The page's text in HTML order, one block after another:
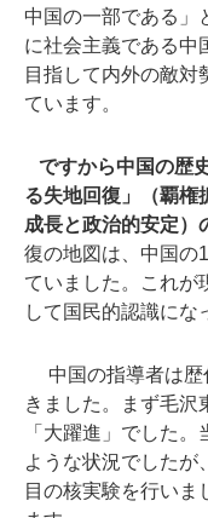
中国の一部である」
に社会主義である中
目指して内外の敵対
ています。
ですから中国の歴
る失地回復」（覇権
成長と政治的安定）
復の地図は、中国の
ていました。これが
して国民的認識にな
中国の指導者は歴
きました。まず毛沢
「大躍進」でした
ような状況でしたが
目の核実験を行いま